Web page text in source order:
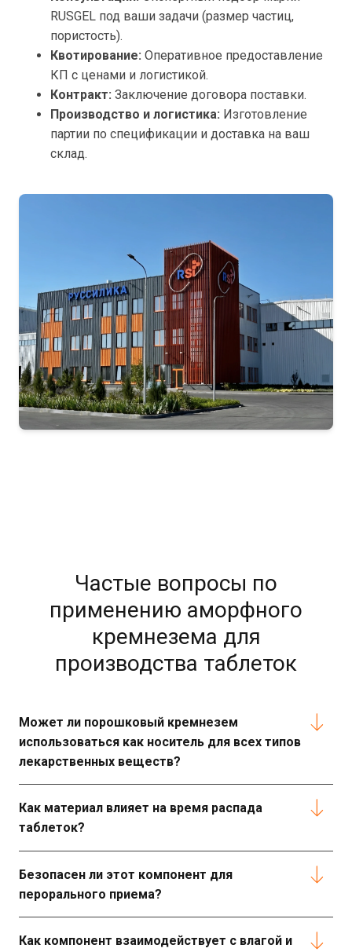
RUSGEL под ваши задачи (размер частиц,
пористость).
Квотирование: Оперативное предоставление
КП с ценами и логистикой.
Контракт: Заключение договора поставки.
Производство и логистика: Изготовление
партии по спецификации и доставка на ваш
склад.
Частые вопросы по
применению аморфного
кремнезема для
производства таблеток
Может ли порошковый кремнезем
использоваться как носитель для всех типов
лекарственных веществ?
Как материал влияет на время распада
таблеток?
Безопасен ли этот компонент для
перорального приема?
Как компонент взаимодействует с влагой и